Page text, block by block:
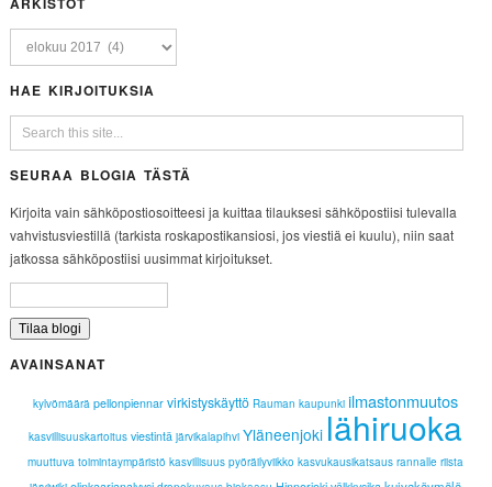
HAE KIRJOITUKSIA
SEURAA BLOGIA TÄSTÄ
Kirjoita vain sähköpostiosoitteesi ja kuittaa tilauksesi sähköpostiisi tulevalla
vahvistusviestillä (tarkista roskapostikansiosi, jos viestiä ei kuulu), niin saat
jatkossa sähköpostiisi uusimmat kirjoitukset.
AVAINSANAT
kylvömäärä pellonpiennar virkistyskäyttö Rauman kaupunki ilmastonmuutos
kasvillisuuskartoitus viestintä järvikalapihvi Yläneenjoki lähiruoka
muuttuva toimintaympäristö kasvillisuus pyöräilyviikko kasvukausikatsaus rannalle riista